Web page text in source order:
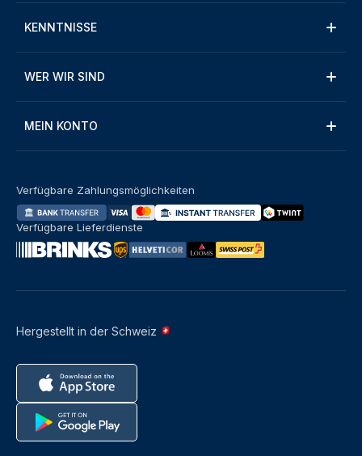
KENNTNISSE
WER WIR SIND
MEIN KONTO
Hergestellt in der Schweiz
Verfügbare Zahlungsmöglichkeiten
Verfügbare Lieferdienste